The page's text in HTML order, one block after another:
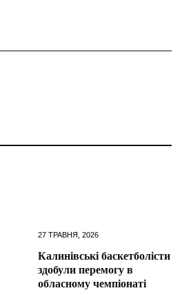
27 ТРАВНЯ, 2026
Калинівські баскетболісти
здобули перемогу в
обласному чемпіонаті